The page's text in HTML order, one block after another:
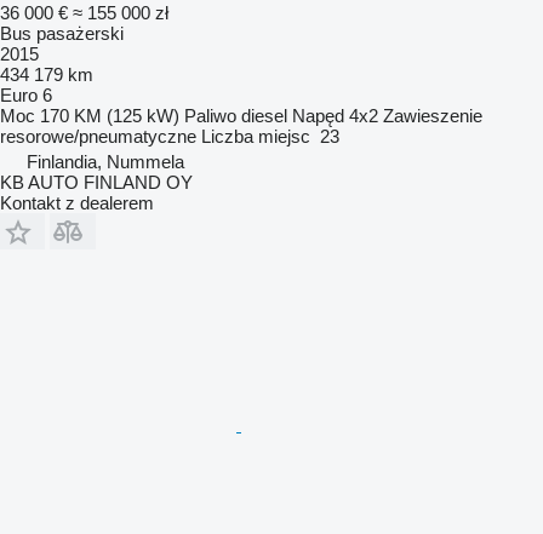
36 000 € ≈ 155 000 zł
Bus pasażerski
2015
434 179 km
Euro 6
Moc 170 KM (125 kW) Paliwo diesel Napęd 4x2 Zawieszenie
resorowe/pneumatyczne Liczba miejsc 23
Finlandia, Nummela
KB AUTO FINLAND OY
Kontakt z dealerem